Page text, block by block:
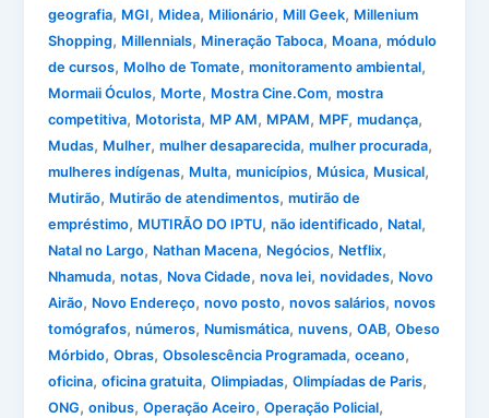
geografia, MGI, Midea, Milionário, Mill Geek, Millenium
Shopping, Millennials, Mineração Taboca, Moana,módulo
de cursos, Molho de Tomate,monitoramento ambiental,
Mormaii Óculos, Morte, Mostra Cine.Com,mostra
competitiva, Motorista, MP AM, MPAM, MPF,mudança,
Mudas, Mulher,mulher desaparecida,mulher procurada,
mulheres indígenas, Multa,municípios, Música, Musical,
Mutirão, Mutirão de atendimentos,mutirão de
empréstimo, MUTIRÃO DO IPTU,não identificado, Natal,
Natal no Largo, Nathan Macena, Negócios, Netflix,
Nhamuda,notas, Nova Cidade,nova lei,novidades, Novo
Airão, Novo Endereço,novo posto,novos salários,novos
tomógrafos,números, Numismática,nuvens,OAB,Obeso
Mórbido,Obras,Obsolescência Programada,oceano,
oficina,oficina gratuita,Olimpiadas,Olimpíadas de Paris,
ONG,onibus,Operação Aceiro,Operação Policial,